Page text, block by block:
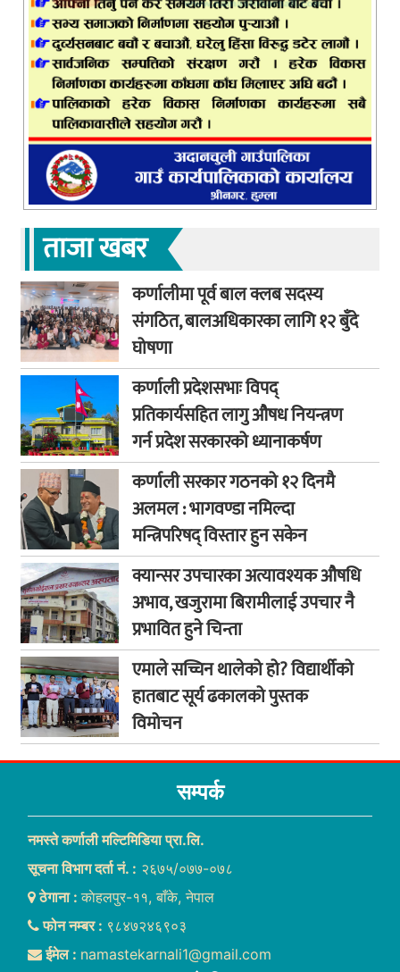
ताजा खबर
कर्णालीमा पूर्व बाल क्लब सदस्य
संगठित, बालअधिकारका लागि १२ बुँदे
घोषणा
कर्णाली प्रदेशसभाः विपद्
प्रतिकार्यसहित लागु औषध नियन्त्रण
गर्न प्रदेश सरकारको ध्यानाकर्षण
कर्णाली सरकार गठनको १२ दिनमै
अलमल : भागवण्डा नमिल्दा
मन्त्रिपरिषद् विस्तार हुन सकेन
क्यान्सर उपचारका अत्यावश्यक औषधि
अभाव, खजुरामा बिरामीलाई उपचार नै
प्रभावित हुने चिन्ता
एमाले सच्चिन थालेको हो? विद्यार्थीको
हातबाट सूर्य ढकालको पुस्तक
विमोचन
सम्पर्क
नमस्ते कर्णाली मल्टिमिडिया प्रा.लि.
सूचना विभाग दर्ता नं. : २६७५/०७७-०७८
ठेगाना :काेहलपुर-११, बाँके, नेपाल
फोन नम्बर : ९८४७२४६९०३
ईमेल : namastekarnali1@gmail.com